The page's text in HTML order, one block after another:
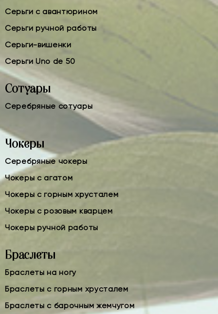
Серьги с авантюрином
Серьги ручной работы
Серьги-вишенки
Серьги Uno de 50
Сотуары
Серебряные сотуары
Чокеры
Серебряные чокеры
Чокеры с агатом
Чокеры с горным хрусталем
Чокеры с розовым кварцем
Чокеры ручной работы
Браслеты
Браслеты на ногу
Браслеты с горным хрусталем
Браслеты с барочным жемчугом